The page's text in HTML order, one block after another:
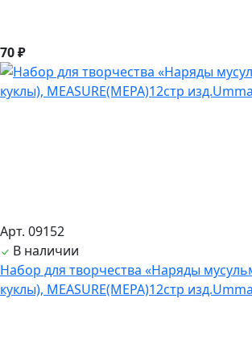
70 ₽
Арт. 09152
В наличии
Набор для творчества «Наряды
куклы), MEASURE(МЕРА)12стр